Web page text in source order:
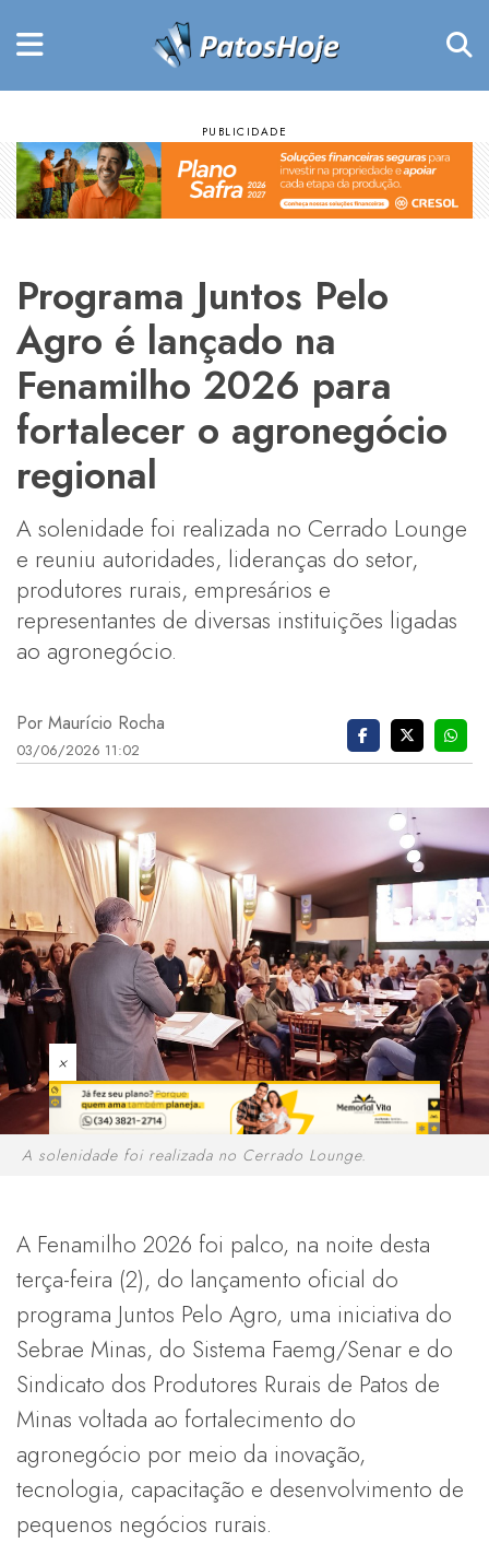
Programa Juntos Pelo
Agro é lançado na
Fenamilho 2026 para
fortalecer o agronegócio
regional
A solenidade foi realizada no Cerrado Lounge
e reuniu autoridades, lideranças do setor,
produtores rurais, empresários e
representantes de diversas instituições ligadas
ao agronegócio.
Por Maurício Rocha
03/06/2026 11:02
×
A solenidade foi realizada no Cerrado Lounge.
A Fenamilho 2026 foi palco, na noite desta
terça-feira (2), do lançamento oficial do
programa Juntos Pelo Agro, uma iniciativa do
Sebrae Minas, do Sistema Faemg/Senar e do
Sindicato dos Produtores Rurais de Patos de
Minas voltada ao fortalecimento do
agronegócio por meio da inovação,
tecnologia, capacitação e desenvolvimento de
pequenos negócios rurais.